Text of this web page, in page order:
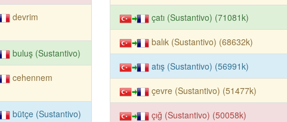
devrim
buluş (Sustantivo)
cehennem
bütçe (Sustantivo)
çatı (Sustantivo) (71081k)
balık (Sustantivo) (68632k)
atış (Sustantivo) (56991k)
çevre (Sustantivo) (51477k)
çığ (Sustantivo) (50058k)